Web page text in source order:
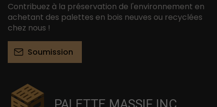
PALETTE MASSIF INC.
Contribuez à la préservation de l'environnement en
achetant des palettes en bois neuves ou recyclées
chez nous !
Soumission